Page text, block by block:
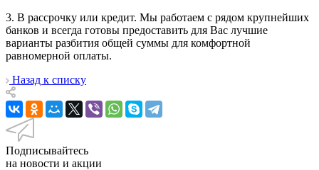
3. В рассрочку или кредит. Мы работаем с рядом крупнейших
банков и всегда готовы предоставить для Вас лучшие
варианты разбития общей суммы для комфортной
равномерной оплаты.
Назад к списку
Подписывайтесь
на новости и акции